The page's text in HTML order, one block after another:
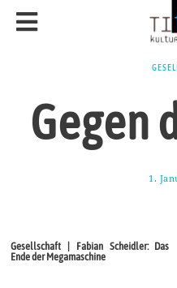
Gegen
1.
Gesellschaft | Fabian Scheidler: Das
Ende der Megamaschine